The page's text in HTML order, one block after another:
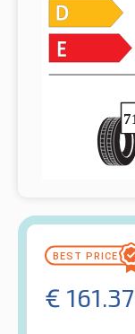
€ 161.37